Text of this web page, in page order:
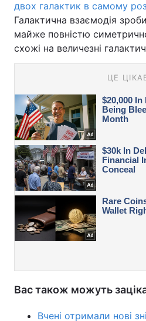
двох галактик в самому
Галактична взаємодія
майже повністю
схожі на величезні
Вас також можуть
Вчені отримали нові